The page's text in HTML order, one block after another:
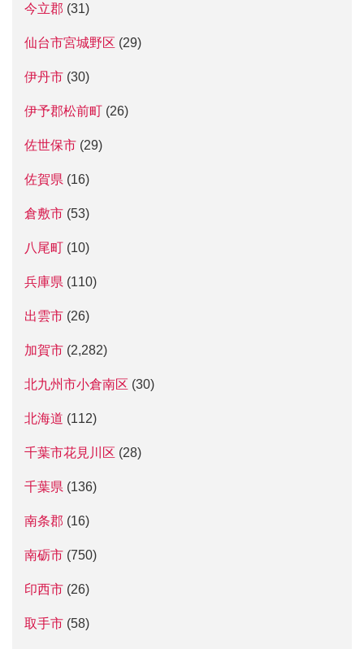
今立郡 (31)
仙台市宮城野区 (29)
伊丹市 (30)
伊予郡松前町 (26)
佐世保市 (29)
佐賀県 (16)
倉敷市 (53)
八尾町 (10)
兵庫県 (110)
出雲市 (26)
加賀市 (2,282)
北九州市小倉南区 (30)
北海道 (112)
千葉市花見川区 (28)
千葉県 (136)
南条郡 (16)
南砺市 (750)
印西市 (26)
取手市 (58)